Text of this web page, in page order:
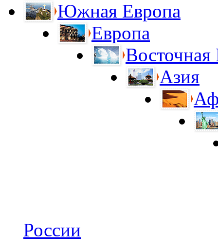
Южная Европа
Европа
Восточная
Азия
России